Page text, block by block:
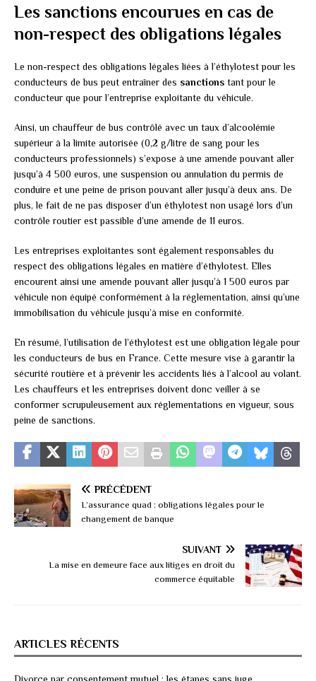
Les sanctions encourues en cas de
non-respect des obligations légales
Le non-respect des obligations légales liées à l’éthylotest pour les
conducteurs de bus peut entraîner des sanctions tant pour le
conducteur que pour l’entreprise exploitante du véhicule.
Ainsi, un chauffeur de bus contrôlé avec un taux d’alcoolémie
supérieur à la limite autorisée (0,2 g/litre de sang pour les
conducteurs professionnels) s’expose à une amende pouvant aller
jusqu’à 4 500 euros, une suspension ou annulation du permis de
conduire et une peine de prison pouvant aller jusqu’à deux ans. De
plus, le fait de ne pas disposer d’un éthylotest non usagé lors d’un
contrôle routier est passible d’une amende de 11 euros.
Les entreprises exploitantes sont également responsables du
respect des obligations légales en matière d’éthylotest. Elles
encourent ainsi une amende pouvant aller jusqu’à 1 500 euros par
véhicule non équipé conformément à la réglementation, ainsi qu’une
immobilisation du véhicule jusqu’à mise en conformité.
En résumé, l’utilisation de l’éthylotest est une obligation légale pour
les conducteurs de bus en France. Cette mesure vise à garantir la
sécurité routière et à prévenir les accidents liés à l’alcool au volant.
Les chauffeurs et les entreprises doivent donc veiller à se
conformer scrupuleusement aux réglementations en vigueur, sous
peine de sanctions.
PRÉCÉDENT
L’assurance quad : obligations légales pour le
changement de banque
SUIVANT
La mise en demeure face aux litiges en droit du
commerce équitable
ARTICLES RÉCENTS